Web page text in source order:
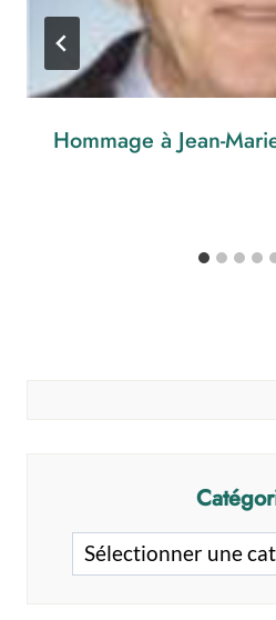
Hommage à Jean-
Catégories